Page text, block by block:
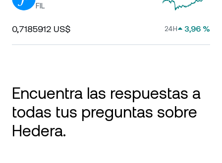
FIL
0,7185912 US$ 24H 3,96 %
Encuentra las respuestas a
todas tus preguntas sobre
Hedera.